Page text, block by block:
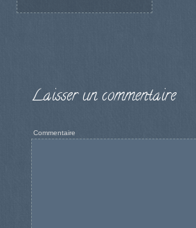
Laisser un commentaire
Commentaire